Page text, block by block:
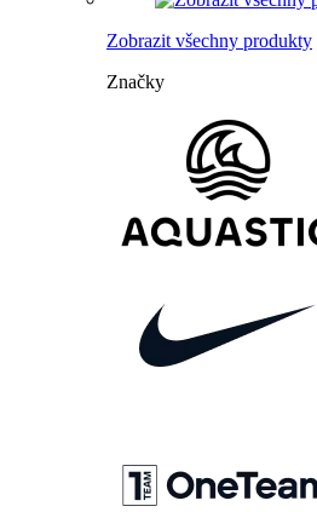
Zobrazit všechny produkty
Značky